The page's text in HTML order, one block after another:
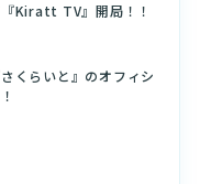
Kiratt TV』開局！！
くらいと』のオフィシ